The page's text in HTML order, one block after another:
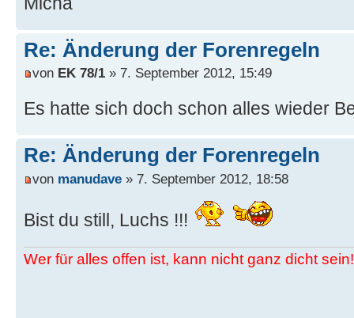
Re: Änderung der Forenregeln
von EK 78/1 » 7. September 2012, 15:49
Es hatte sich doch schon alles wieder
Re: Änderung der Forenregeln
von manudave » 7. September 2012, 18:58
Bist du still, Luchs !!!
Wer für alles offen ist, kann nicht ganz dicht sein!